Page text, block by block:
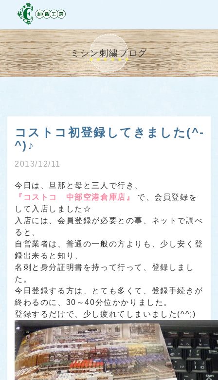
ミシン刺繍ブログ
コストコ初登録してきました(^-
^)♪
2013/12/11
今日は、旦那と母と三人で行き、
『コストコ 中部空港倉庫店』
で、会員登録を
して入店しました☆
入店には、会員登録が必要との事、ネットで調べ
ると、
自営業者は、普通の一般の方よりも、少し安く登
録出来ると知り、
名刺と身分証明書を持って行って、登録しまし
た。
今日登録する方は、とても多くて、登録手続きが
終わるのに、30～40分位かかりました。
登録するだけで、少し疲れてしまいました(^^;)